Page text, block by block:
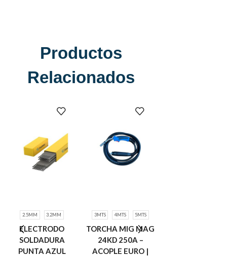
Productos
Relacionados
2.5MM 3.2MM
ELECTRODO
SOLDADURA
PUNTA AZUL
3MTS 4MTS 5MTS
TORCHA MIG MAG
24KD 250A –
ACOPLE EURO |